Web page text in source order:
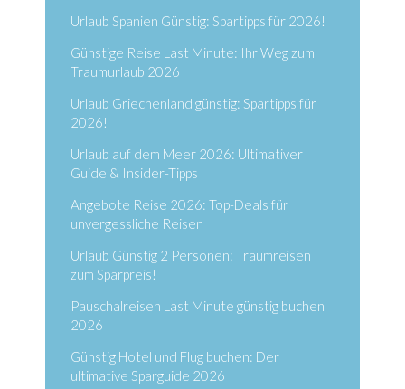
Urlaub Spanien Günstig: Spartipps für 2026!
Günstige Reise Last Minute: Ihr Weg zum
Traumurlaub 2026
Urlaub Griechenland günstig: Spartipps für
2026!
Urlaub auf dem Meer 2026: Ultimativer
Guide & Insider-Tipps
Angebote Reise 2026: Top-Deals für
unvergessliche Reisen
Urlaub Günstig 2 Personen: Traumreisen
zum Sparpreis!
Pauschalreisen Last Minute günstig buchen
2026
Günstig Hotel und Flug buchen: Der
ultimative Sparguide 2026